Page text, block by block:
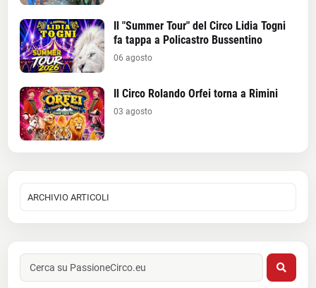
Il "Summer Tour" del Circo Lidia Togni
fa tappa a Policastro Bussentino
06 agosto
Il Circo Rolando Orfei torna a Rimini
03 agosto